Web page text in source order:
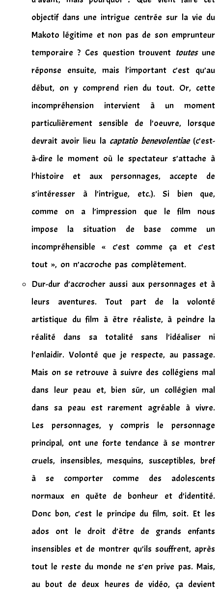
objectif dans une intrigue centrée sur la vie du
Makoto légitime et non pas de son emprunteur
temporaire ? Ces question trouvent toutesune
réponse ensuite, mais l’important c’est qu’au
début, on y comprend rien du tout. Or, cette
incompréhension intervient à un moment
particulièrement sensible de l’oeuvre, lorsque
devrait avoir lieu la captatio benevolentiae(c’est-
à-dire le moment où le spectateur s’attache à
l’histoire et aux personnages, accepte de
s’intéresser à l’intrigue, etc.). Si bien que,
comme on a l’impression que le film nous
impose la situation de base comme un
incompréhensible « c’est comme ça et c’est
tout », on n’accroche pas complètement.
Dur-dur d’accrocher aussi aux personnages et à
leurs aventures. Tout part de la volonté
artistique du film à être réaliste, à peindre la
réalité dans sa totalité sans l’idéaliser ni
l’enlaidir. Volonté que je respecte, au passage.
Mais on se retrouve à suivre des collégiens mal
dans leur peau et, bien sûr, un collégien mal
dans sa peau est rarement agréable à vivre.
Les personnages, y compris le personnage
principal, ont une forte tendance à se montrer
cruels, insensibles, mesquins, susceptibles, bref
à se comporter comme des adolescents
normaux en quête de bonheur et d’identité.
Donc bon, c’est le principe du film, soit. Et les
ados ont le droit d’être de grands enfants
insensibles et de montrer qu’ils souffrent, après
tout le reste du monde ne s’en prive pas. Mais,
au bout de deux heures de vidéo, ça devient